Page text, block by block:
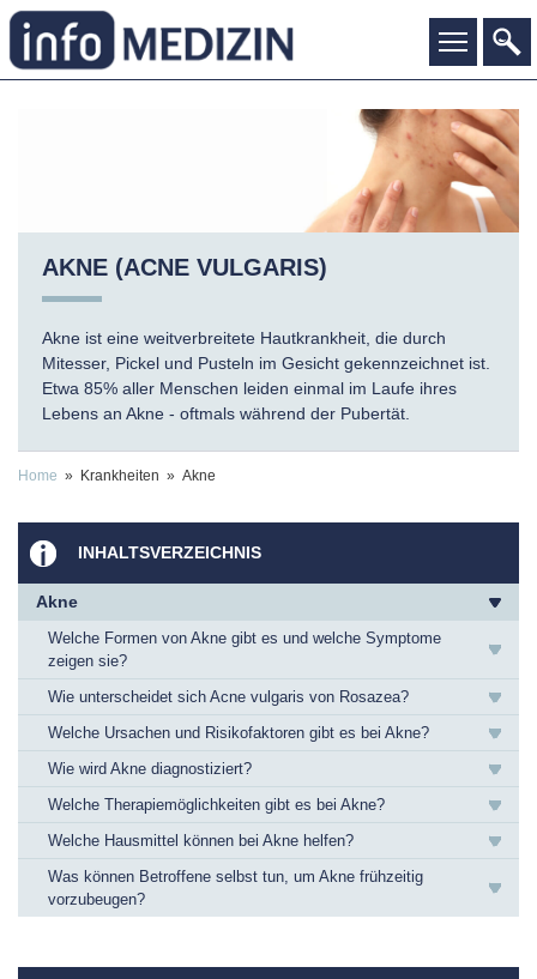
AKNE (ACNE VULGARIS)
Akne ist eine weitverbreitete Hautkrankheit, die durch
Mitesser, Pickel und Pusteln im Gesicht gekennzeichnet ist.
Etwa 85% aller Menschen leiden einmal im Laufe ihres
Lebens an Akne - oftmals während der Pubertät.
Home » Krankheiten » Akne
INHALTSVERZEICHNIS
Akne
Welche Formen von Akne gibt es und welche Symptome
zeigen sie?
Wie unterscheidet sich Acne vulgaris von Rosazea?
Welche Ursachen und Risikofaktoren gibt es bei Akne?
Wie wird Akne diagnostiziert?
Welche Therapiemöglichkeiten gibt es bei Akne?
Welche Hausmittel können bei Akne helfen?
Was können Betroffene selbst tun, um Akne frühzeitig
vorzubeugen?